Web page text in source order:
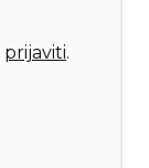
prijaviti.